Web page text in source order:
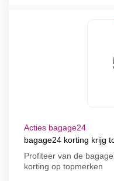
Acties bagage24
bagage24 korting krijg
Profiteer van de
korting op topmerken